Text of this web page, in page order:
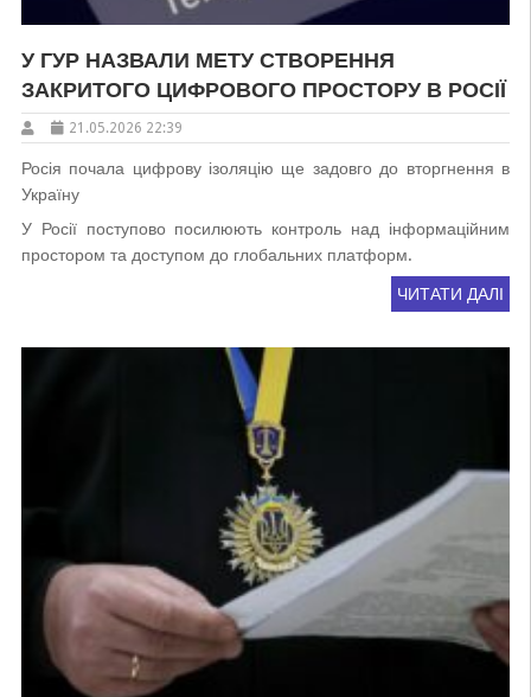
У ГУР НАЗВАЛИ МЕТУ СТВОРЕННЯ
ЗАКРИТОГО ЦИФРОВОГО ПРОСТОРУ В РОСІЇ
21.05.2026 22:39
Росія почала цифрову ізоляцію ще задовго до вторгнення в
Україну
У Росії поступово посилюють контроль над інформаційним
простором та доступом до глобальних платформ.
ЧИТАТИ ДАЛІ